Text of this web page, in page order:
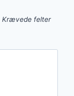
Krævede felter